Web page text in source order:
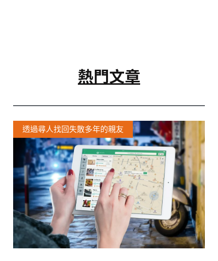
熱門文章
透過尋人找回失散多年的親友